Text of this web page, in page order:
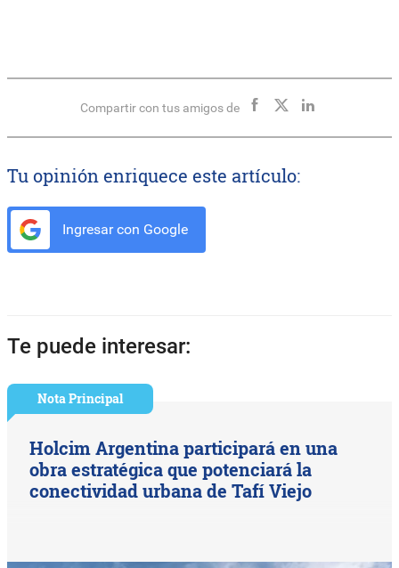
Compartir con tus amigos de
Tu opinión enriquece este artículo:
Ingresar con Google
Te puede interesar:
Nota Principal
Holcim Argentina participará en una
obra estratégica que potenciará la
conectividad urbana de Tafí Viejo